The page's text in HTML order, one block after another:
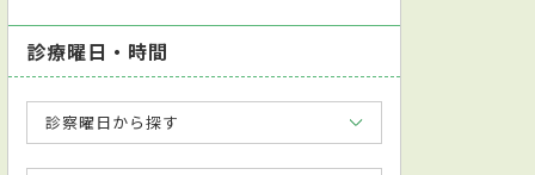
診療曜日・時間
診察曜日から探す